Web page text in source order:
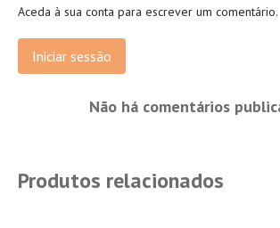
Aceda à sua conta para escrever um comentário.
Iniciar sessão
Não há comentários
Produtos relacionados